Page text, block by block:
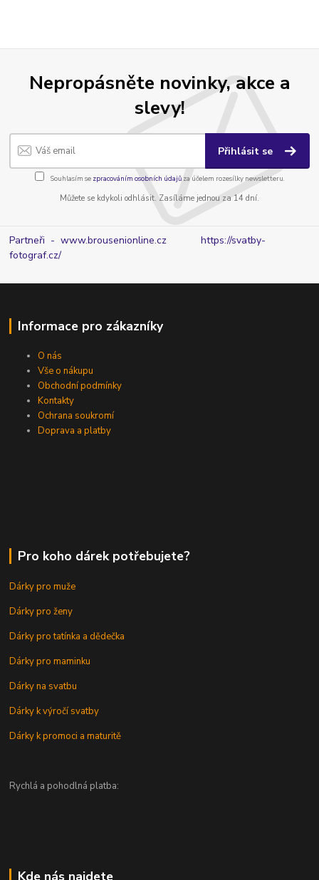
Nepropásněte novinky, akce a
slevy!
Přihlásit se
Souhlasím se zpracováním osobních údajůza účelem rozesílky newsletteru.
Můžete se kdykoli odhlásit. Zasíláme jednou za 14 dní.
Partneři - www.brousenionline.czhttps://svatby-
fotograf.cz/
Informace pro zákazníky
O nás
Vše o nákupu
Obchodní podmínky
Kontakty
Ochrana soukromí
Doprava a platby
Pro koho dárek potřebujete?
Dárky pro muže
Dárky pro ženy
Dárky pro tatínka a dědečka
Dárky pro maminku
Dárky na svatbu
Dárky k výročí svatby
Dárky k promoci a maturitě
Rychlá a pohodlná platba: